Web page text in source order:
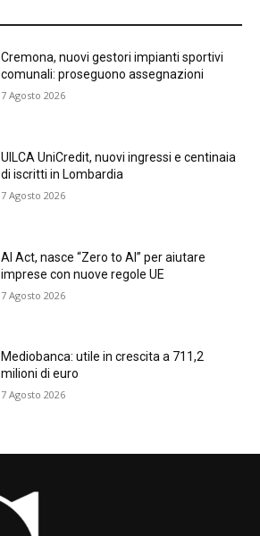
Cremona, nuovi gestori impianti sportivi
comunali: proseguono assegnazioni
7 Agosto 2026
UILCA UniCredit, nuovi ingressi e centinaia
di iscritti in Lombardia
7 Agosto 2026
AI Act, nasce “Zero to AI” per aiutare
imprese con nuove regole UE
7 Agosto 2026
Mediobanca: utile in crescita a 711,2
milioni di euro
7 Agosto 2026